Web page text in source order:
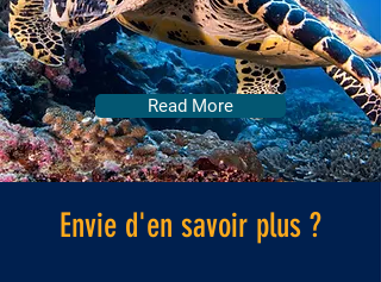
Read More
Envie d'en savoir plus ?